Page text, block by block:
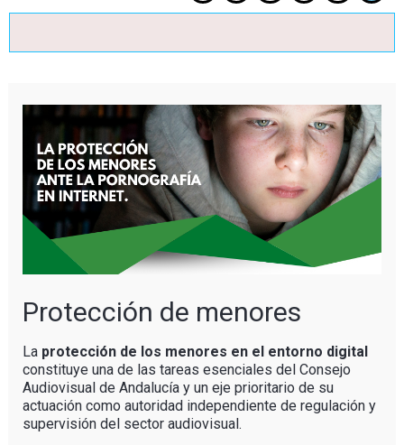
Protección de menores
La protección de los menores en el entorno digital
constituye una de las tareas esenciales del Consejo
Audiovisual de Andalucía y un eje prioritario de su
actuación como autoridad independiente de regulación y
supervisión del sector audiovisual.